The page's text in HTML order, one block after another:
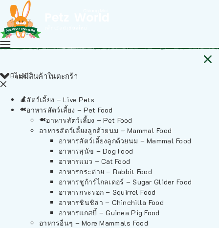
ไม่มีสินค้าในตะกร้า
Back
สัตว์เลี้ยง – Live Pets
อาหารสัตว์เลี้ยง – Pet Food
อาหารสัตว์เลี้ยง – Pet Food
อาหารสัตว์เลี้ยงลูกด้วยนม – Mammal Food
อาหารสัตว์เลี้ยงลูกด้วยนม – Mammal Food
อาหารสุนัข – Dog Food
อาหารแมว – Cat Food
อาหารกระต่าย – Rabbit Food
อาหารชูก้าร์ไกลเดอร์ – Sugar Glider Food
อาหารกระรอก – Squirrel Food
อาหารชินชิล่า – Chinchilla Food
อาหารแกสบี้ – Guinea Pig Food
อาหารอื่นๆ – More Mammals Food